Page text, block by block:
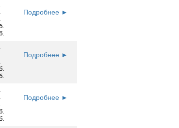
Подробнее ►
Подробнее ►
Подробнее ►